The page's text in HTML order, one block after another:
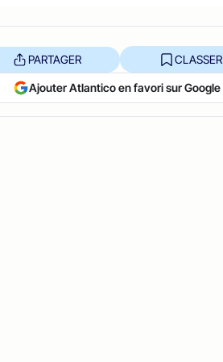
PARTAGER CLASSER
Ajouter Atlantico en favori sur Google